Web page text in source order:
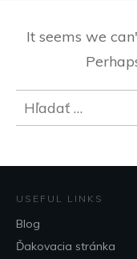
It seems we
Hľadať:
USEFUL LINKS
Blog
Ďakovacia stránka